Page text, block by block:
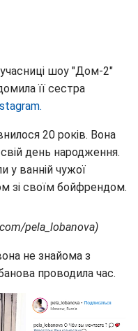
шоу "Дом-2"
її сестра
20 років. Вона
день народження.
у ванній чужої
зі своїм бойфрендом.
pela_lobanova)
не знайома з
проводила час.